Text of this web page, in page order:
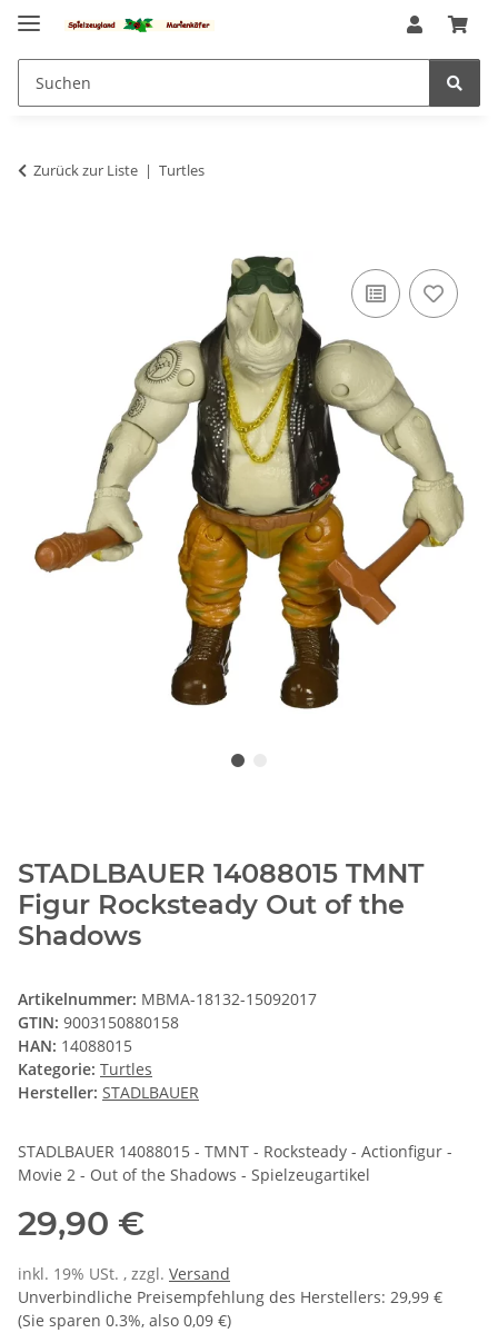
Zurück zur Liste Turtles
STADLBAUER 14088015 TMNT
Figur Rocksteady Out of the
Shadows
Artikelnummer: MBMA-18132-15092017
GTIN: 9003150880158
HAN: 14088015
Kategorie: Turtles
Hersteller: STADLBAUER
STADLBAUER 14088015 - TMNT - Rocksteady - Actionfigur -
Movie 2 - Out of the Shadows - Spielzeugartikel
29,90 €
inkl. 19% USt. , zzgl. Versand
Unverbindliche Preisempfehlung des Herstellers: 29,99 €
(Sie sparen 0.3%, also 0,09 €)